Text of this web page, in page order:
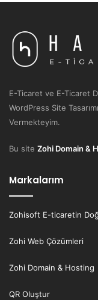
E-Ticaret ve E-Ticaret
WordPress Site
Vermekteyim.
Bu site Zohi Domain &
Markalarım
Zohisoft E-ticaretin
Zohi Web Çözümleri
Zohi Domain & Hosting
QR Oluştur